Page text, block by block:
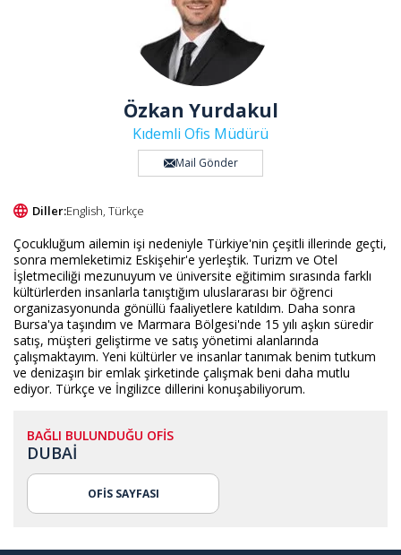
Özkan Yurdakul
Kıdemli Ofis Müdürü
Mail Gönder
Diller:English, Türkçe
Çocukluğum ailemin işi nedeniyle Türkiye'nin çeşitli illerinde geçti,
sonra memleketimiz Eskişehir'e yerleştik. Turizm ve Otel
İşletmeciliği mezunuyum ve üniversite eğitimim sırasında farklı
kültürlerden insanlarla tanıştığım uluslararası bir öğrenci
organizasyonunda gönüllü faaliyetlere katıldım. Daha sonra
Bursa'ya taşındım ve Marmara Bölgesi'nde 15 yılı aşkın süredir
satış, müşteri geliştirme ve satış yönetimi alanlarında
çalışmaktayım. Yeni kültürler ve insanlar tanımak benim tutkum
ve denizaşırı bir emlak şirketinde çalışmak beni daha mutlu
ediyor. Türkçe ve İngilizce dillerini konuşabiliyorum.
BAĞLI BULUNDUĞU OFİS
DUBAİ
OFİS SAYFASI